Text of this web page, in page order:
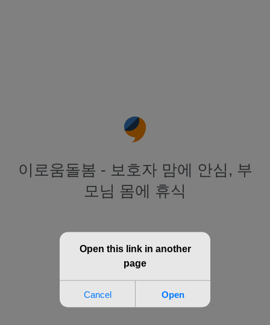
이로움돌봄 - 보호자 맘에 안심, 부
모님 몸에 휴식